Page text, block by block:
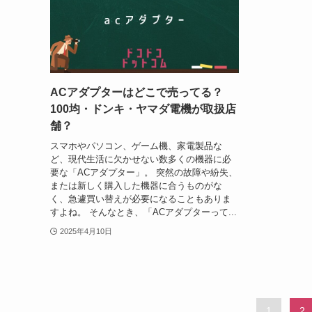
ACアダプターはどこで売ってる？
100均・ドンキ・ヤマダ電機が取扱店
舗？
スマホやパソコン、ゲーム機、家電製品な
ど、現代生活に欠かせない数多くの機器に必
要な「ACアダプター」。 突然の故障や紛失、
または新しく購入した機器に合うものがな
く、急遽買い替えが必要になることもありま
すよね。 そんなとき、「ACアダプターって...
2025年4月10日